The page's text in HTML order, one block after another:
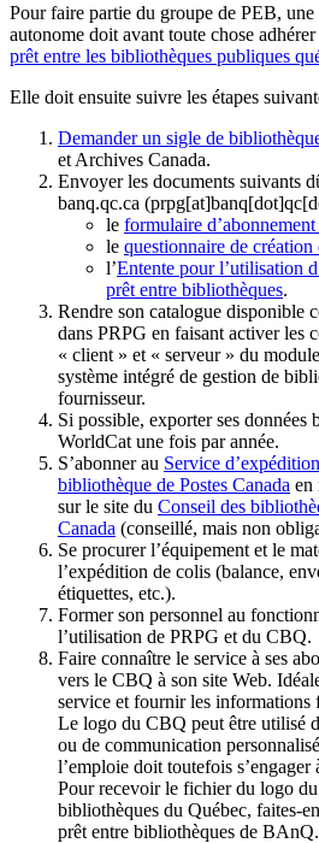
Pour faire partie du groupe de PEB,
autonome doit avant toute chose
prêt entre les bibliothèques publiques
Elle doit ensuite suivre les étapes
Demander un sigle de
et Archives Canada.
Envoyer les documents suivants
banq.qc.ca
le formulaire
le questionnaire de
l’Entente pour l’utilisation
prêt entre bibliothèques.
Rendre son catalogue disponible
dans PRPG en faisant activer les
« client » et « serveur » du
système intégré de gestion de
fournisseur.
Si possible, exporter ses données
WorldCat une fois par année.
S’abonner au Service
bibliothèque de Postes Canada en
sur le site du Conseil des
Canada (conseillé, mais non
Se procurer l’équipement et le
l’expédition de colis (balance,
étiquettes, etc.).
Former son personnel au
l’utilisation de PRPG et du CBQ.
Faire connaître le service à ses
vers le CBQ à son site Web.
service et fournir les informations
Le logo du CBQ peut être utilisé
ou de communication
l’emploie doit toutefois s’engager
Pour recevoir le fichier du logo
bibliothèques du Québec, faites-
prêt entre bibliothèques de BAnQ.